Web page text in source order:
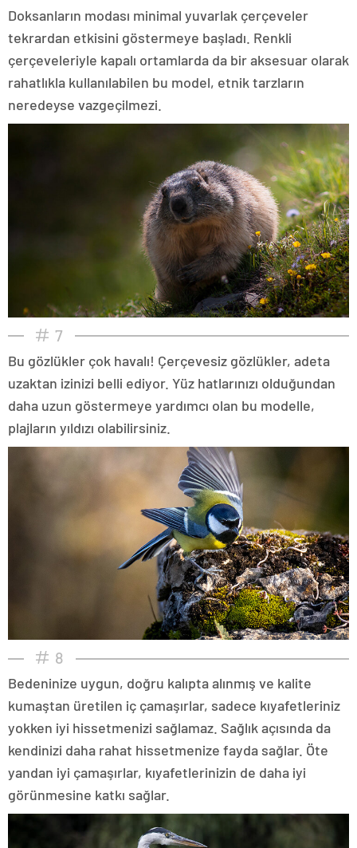
Doksanların modası minimal yuvarlak çerçeveler
tekrardan etkisini göstermeye başladı. Renkli
çerçeveleriyle kapalı ortamlarda da bir aksesuar olarak
rahatlıkla kullanılabilen bu model, etnik tarzların
neredeyse vazgeçilmezi.
7
Bu gözlükler çok havalı! Çerçevesiz gözlükler, adeta
uzaktan izinizi belli ediyor. Yüz hatlarınızı olduğundan
daha uzun göstermeye yardımcı olan bu modelle,
plajların yıldızı olabilirsiniz.
8
Bedeninize uygun, doğru kalıpta alınmış ve kalite
kumaştan üretilen iç çamaşırlar, sadece kıyafetleriniz
yokken iyi hissetmenizi sağlamaz. Sağlık açısında da
kendinizi daha rahat hissetmenize fayda sağlar. Öte
yandan iyi çamaşırlar, kıyafetlerinizin de daha iyi
görünmesine katkı sağlar.